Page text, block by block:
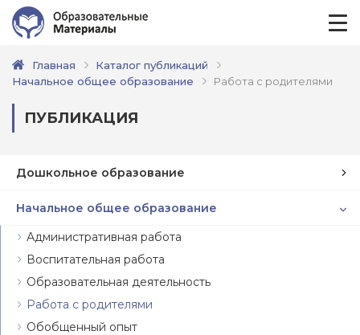
Главная
Каталог публикаций
Начальное общее образование
Работа с родителями
ПУБЛИКАЦИЯ
Дошкольное образование
Начальное общее образование
Административная работа
Воспитательная работа
Образовательная деятельность
Работа с родителями
Обобщенный опыт